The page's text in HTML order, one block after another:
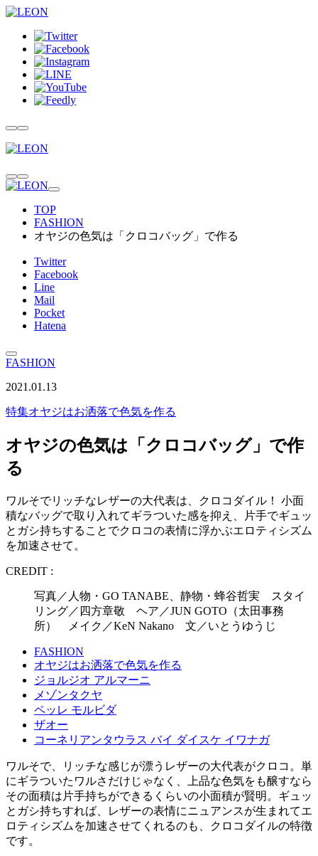
TOP
FASHION
オヤジの色気は「クロコバッグ」で作る
Twitter
Facebook
Line
Mail
Pocket
Hatena
FASHION
2021.01.13
特集オヤジはお洒落で色気を作る
オヤジの色気は「クロコバッグ」で作
る
ワルそでリッチなレザーの大代表は、クロコダイル！ 小面
積なバッグで取り入れてギラついた感を抑え、片手でギュッ
とガシ持ちすることでクロコの表情に浮かぶエロティシズム
を加速させて。
CREDIT :
写真／人物・GO TANABE、静物・蜂谷哲実 スタイ
リング／四方章敬 ヘア／JUN GOTO（太田事務
所） メイク／KeN Nakano 文／いとうゆうじ
FASHION
オヤジはお洒落で色気を作る
ジョルジオ アルマーニ
メゾンタクヤ
ペッレ モルビダ
ザオー
コーネリアンタウラス バイ ダイスケ イワナガ
ワルそで、リッチな感じが漂うレザーの大代表がクロコ。単
にギラついたワルさだけじゃなく、上品な色気をも醸すなら
その面積は片手持ちができるくらいの小面積が賢明。ギュッ
とガシ持ちすれば、レザーの表情にニュアンスが生まれてエ
ロティシズムを加速させてくれるのも、クロコダイルの特徴
です。